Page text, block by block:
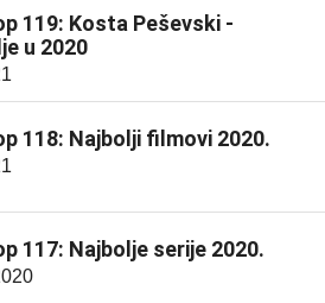
119: Kosta Peševski -
u 2020
118: Najbolji filmovi 2020.
117: Najbolje serije 2020.